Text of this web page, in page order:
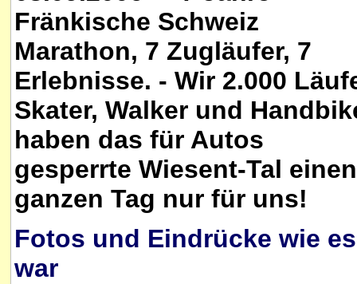
Fränkische Schweiz
Marathon, 7 Zugläufer, 7
Erlebnisse. - Wir 2.000
Skater, Walker und
haben das für Autos
gesperrte Wiesent-Tal einen
ganzen Tag nur für uns!
Fotos und Eindrücke wie es
war